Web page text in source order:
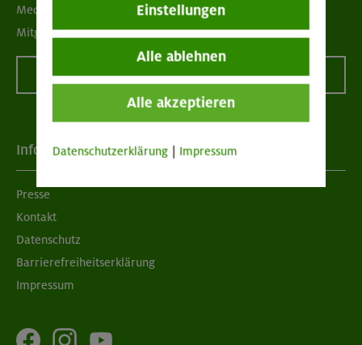
Mediadaten
Mitgliedschaft kündigen
Vertrag widerrufen
Info
Presse
Kontakt
Datenschutz
Barrierefreiheitserklärung
Impressum
Einstellungen
Alle ablehnen
Alle akzeptieren
Datenschutzerklärung Impressum